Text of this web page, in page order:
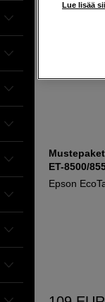
ET-8500/
Epson
Lue lisää